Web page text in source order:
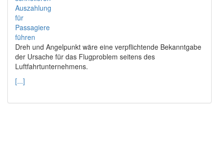
Dreh und Angelpunkt wäre eine verpflichtende Bekanntgabe
der Ursache für das Flugproblem seitens des
Luftfahrtunternehmens.
[...]